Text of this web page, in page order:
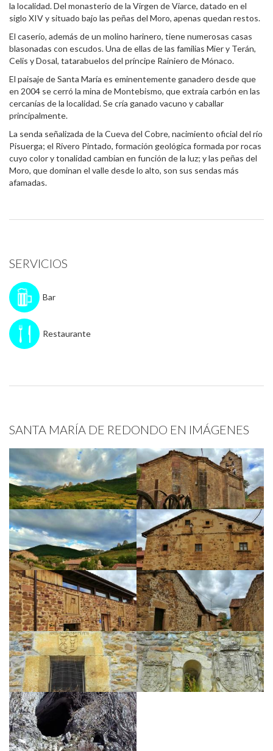
la localidad. Del monasterio de la Virgen de Viarce, datado en el
siglo XIV y situado bajo las peñas del Moro, apenas quedan restos.
El caserío, además de un molino harinero, tiene numerosas casas
blasonadas con escudos. Una de ellas de las familias Mier y Terán,
Celis y Dosal, tatarabuelos del príncipe Rainiero de Mónaco.
El paisaje de Santa María es eminentemente ganadero desde que
en 2004 se cerró la mina de Montebismo, que extraía carbón en las
cercanías de la localidad. Se cría ganado vacuno y caballar
principalmente.
La senda señalizada de la Cueva del Cobre, nacimiento oficial del río
Pisuerga; el Rivero Pintado, formación geológica formada por rocas
cuyo color y tonalidad cambian en función de la luz; y las peñas del
Moro, que dominan el valle desde lo alto, son sus sendas más
afamadas.
SERVICIOS
Bar
Restaurante
SANTA MARÍA DE REDONDO EN IMÁGENES